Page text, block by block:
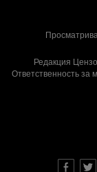
Редакция
Ответственность за